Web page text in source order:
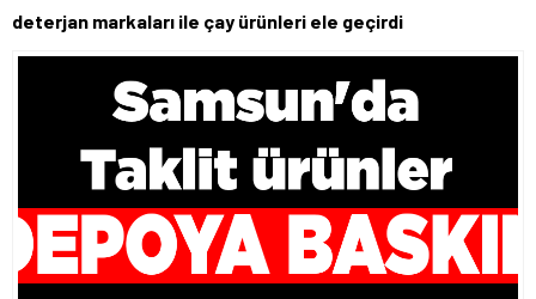
55,1881
deterjan markaları ile çay ürünleri ele geçirdi